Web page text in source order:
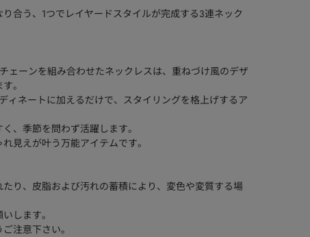
合う、1つでレイヤードスタイルが完成する3連ネック
ェーンを組み合わせたネックレスは、重ねづけ風のデザ
。
ィネートに加えるだけで、スタイリングを格上げするア
、季節を問わず活躍します。
見えが叶う万能アイテムです。
り、皮脂および汚れの蓄積により、変色や変質する場
します。
注意下さい。